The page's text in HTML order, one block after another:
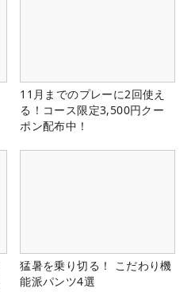
11月までのプレーに2回使え
る！コース限定3,500円クー
ポン配布中！
猛暑を乗り切る！ こだわり機
能派パンツ4選